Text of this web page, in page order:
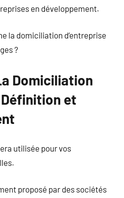
en développement.
la domiciliation d’entreprise
?
Domiciliation
et
utilisée pour vos
proposé par des sociétés